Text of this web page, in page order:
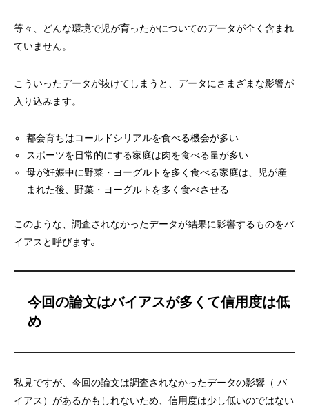
等々、どんな環境で児が育ったかについてのデータが全く含まれ
ていません。
こういったデータが抜けてしまうと、データにさまざまな影響が
入り込みます。
都会育ちはコールドシリアルを食べる機会が多い
スポーツを日常的にする家庭は肉を食べる量が多い
母が妊娠中に野菜・ヨーグルトを多く食べる家庭は、児が産
まれた後、野菜・ヨーグルトを多く食べさせる
このような、調査されなかったデータが結果に影響するものをバ
イアスと呼びます。
今回の論文はバイアスが多くて信用度は低
め
私見ですが、今回の論文は調査されなかったデータの影響（ バ
イアス）があるかもしれないため、信用度は少し低いのではない